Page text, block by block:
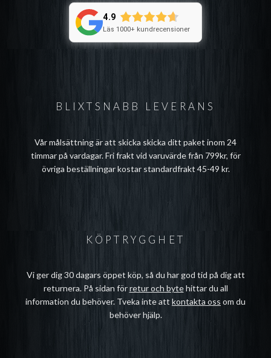
BLIXTSNABB LEVERANS
Vår målsättning är att skicka skicka ditt paket inom 24
timmar på vardagar. Fri frakt vid varuvärde från 799kr, för
övriga beställningar kostar standardfrakt 45-49 kr.
4.9
Läs 1000+ kundrecensioner
KÖPTRYGGHET
Vi ger dig 30 dagars öppet köp, så du har god tid på dig att
returnera. På sidan förretur och bytehittar du all
information du behöver. Tveka inte att kontakta oss om du
behöver hjälp.